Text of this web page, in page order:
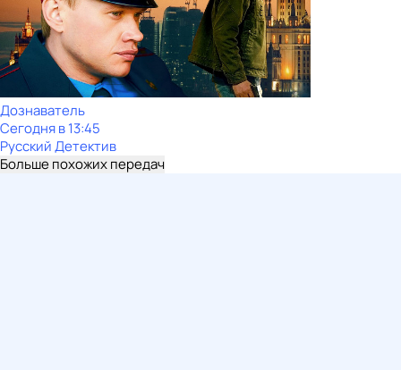
Дознаватель
Сегодня в 13:45
Русский Детектив
Больше похожих передач